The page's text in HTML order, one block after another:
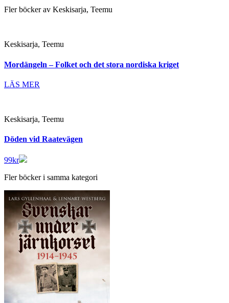
Fler böcker av Keskisarja, Teemu
Keskisarja, Teemu
Mordängeln – Folket och det stora nordiska kriget
LÄS MER
Keskisarja, Teemu
Döden vid Raatevägen
99kr
Fler böcker i samma kategori